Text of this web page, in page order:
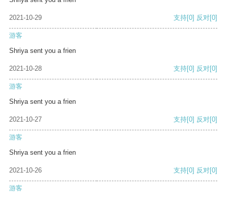
2021-10-29 支持[0] 反对[0]
游客
Shriya sent you a frien
2021-10-28 支持[0] 反对[0]
游客
Shriya sent you a frien
2021-10-27 支持[0] 反对[0]
游客
Shriya sent you a frien
2021-10-26 支持[0] 反对[0]
游客